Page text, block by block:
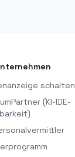
schalten
(KI-IDE-